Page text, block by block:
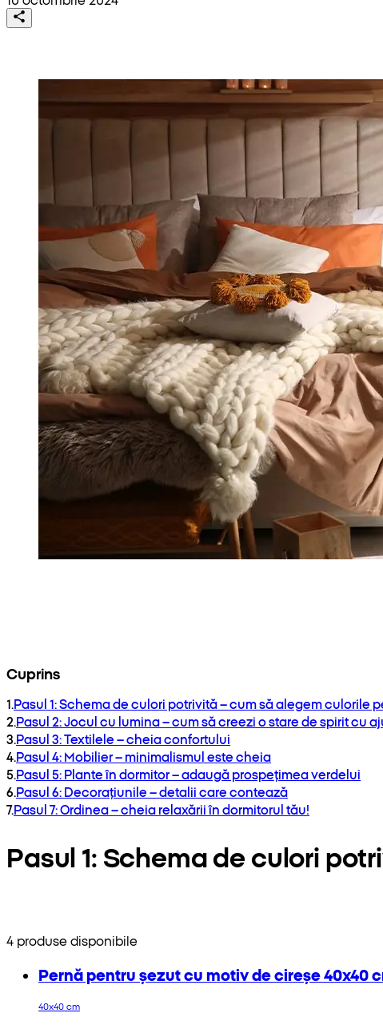
Cuprins
1.Pasul 1: Schema de culori potrivită – cum să alegem culorile
2.Pasul 2: Jocul cu lumina – cum să creezi o stare de spirit cu
3.Pasul 3: Textilele – cheia confortului
4.Pasul 4: Mobilier – minimalismul este cheia
5.Pasul 5: Plante în dormitor – adaugă prospețimea verdelui
6.Pasul 6: Decorațiunile – detalii care contează
7.Pasul 7: Ordinea – cheia relaxării în dormitorul tău!
Pasul 1: Schema de culori
4 produse disponibile
Pernă pentru șezut cu motiv de cireșe 40x40
40x40 cm